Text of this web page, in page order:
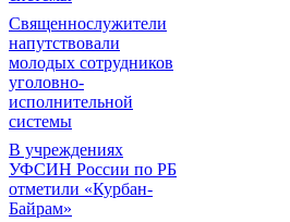
Священнослужители
напутствовали
молодых сотрудников
уголовно-
исполнительной
системы
В учреждениях
УФСИН России по РБ
отметили «Курбан-
Байрам»